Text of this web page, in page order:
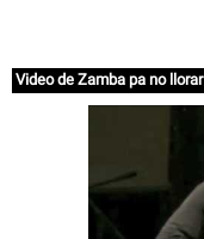
Video de Zamba pa no llorar